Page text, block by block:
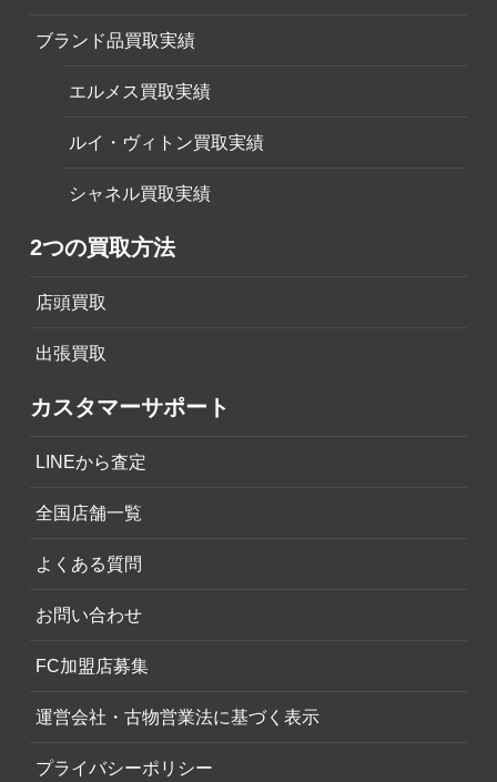
ブランド品買取実績
エルメス買取実績
ルイ・ヴィトン買取実績
シャネル買取実績
2つの買取方法
店頭買取
出張買取
カスタマーサポート
LINEから査定
全国店舗一覧
よくある質問
お問い合わせ
FC加盟店募集
運営会社・古物営業法に基づく表示
プライバシーポリシー